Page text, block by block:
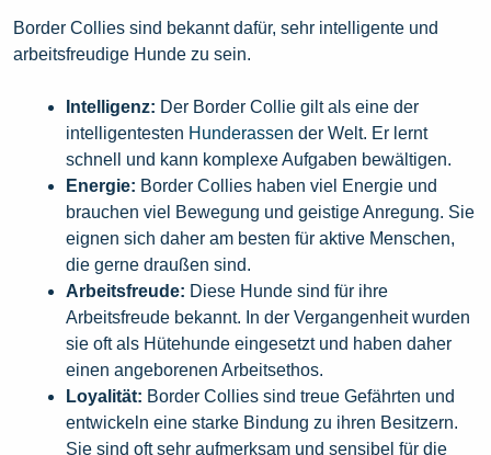
Border Collies sind bekannt dafür, sehr intelligente und
arbeitsfreudige Hunde zu sein.
Intelligenz: Der Border Collie gilt als eine der
intelligentesten Hunderassen der Welt. Er lernt
schnell und kann komplexe Aufgaben bewältigen.
Energie: Border Collies haben viel Energie und
brauchen viel Bewegung und geistige Anregung. Sie
eignen sich daher am besten für aktive Menschen,
die gerne draußen sind.
Arbeitsfreude: Diese Hunde sind für ihre
Arbeitsfreude bekannt. In der Vergangenheit wurden
sie oft als Hütehunde eingesetzt und haben daher
einen angeborenen Arbeitsethos.
Loyalität: Border Collies sind treue Gefährten und
entwickeln eine starke Bindung zu ihren Besitzern.
Sie sind oft sehr aufmerksam und sensibel für die